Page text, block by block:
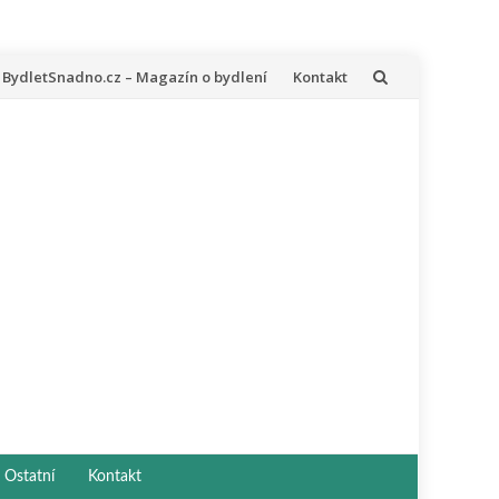
Přeskočit
BydletSnadno.cz – Magazín o bydlení Kontakt
Ostatní Kontakt